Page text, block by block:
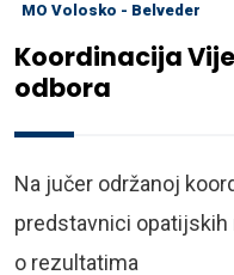
MO Volosko - Belveder
Koordinacija
odbora
Na jučer održanoj
predstavnici
o rezultatima